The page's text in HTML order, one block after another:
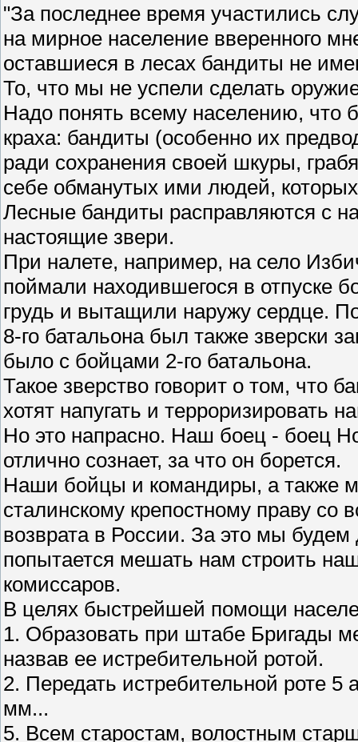
"За последнее время участились
на мирное население вверенного
оставшиеся в лесах бандиты не
То, что мы не успели сделать
Надо понять всему населению, что
краха: бандиты (особенно их
ради сохранения своей шкуры,
себе обманутых ими людей,
Лесные бандиты расправляются с
настоящие звери.
При налете, например, на село
поймали находившегося в отпуске
грудь и вытащили наружу сердце.
8-го батальона был также зверски
было с бойцами 2-го батальона.
Такое зверство говорит о том, что
хотят напугать и терроризировать
Но это напрасно. Наш боец - боец
отлично сознает, за что он борется.
Наши бойцы и командиры, а также
сталинскому крепостному праву со
возврата в России. За это мы будем
попытается мешать нам строить
комиссаров.
В целях быстрейшей помощи
1. Образовать при штабе Бригады
назвав ее истребительной ротой.
2. Передать истребительной роте
мм...
5. Всем старостам, волостным